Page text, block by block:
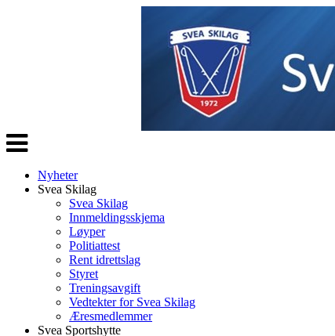
Veksle
navigasjon
Nyheter
Svea Skilag
Svea Skilag
Innmeldingsskjema
Løyper
Politiattest
Rent idrettslag
Styret
Treningsavgift
Vedtekter for Svea Skilag
Æresmedlemmer
Svea Sportshytte